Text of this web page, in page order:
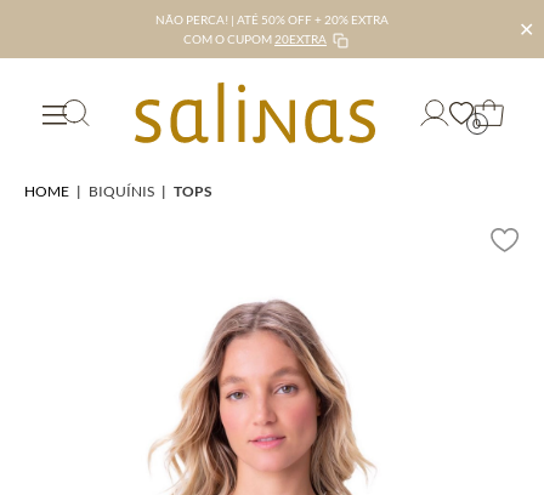
NÃO PERCA! | ATÉ 50% OFF + 20% EXTRA
COM O CUPOM 20EXTRA ✕
0
HOME | BIQUÍNIS | TOPS